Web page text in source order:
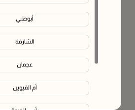
أبوظبي
الشارقة
عجمان
أم القيوين